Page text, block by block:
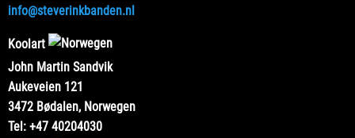
info@steverinkbanden.nl
Koolart
John Martin Sandvik
Aukeveien 121
3472 Bødalen, Norwegen
Tel: +47 40204030